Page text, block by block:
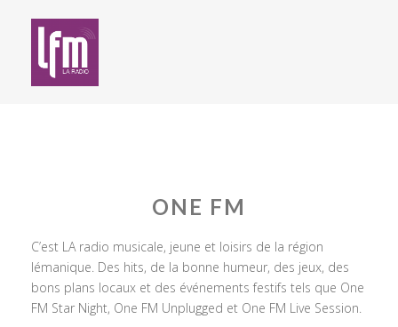
ONE FM
C’est LA radio musicale, jeune et loisirs de la région
lémanique. Des hits, de la bonne humeur, des jeux, des
bons plans locaux et des événements festifs tels que One
FM Star Night, One FM Unplugged et One FM Live Session.